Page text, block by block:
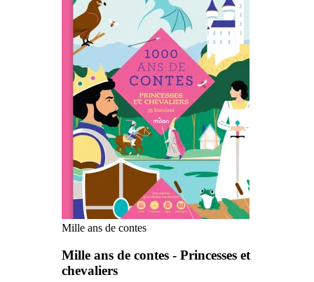
Mille ans de contes
Mille ans de contes - Princesses et
chevaliers